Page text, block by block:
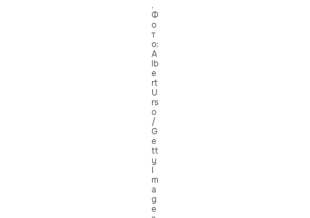
.
Ф
о
т
о:
A
lb
e
rt
U
rs
o
/
G
e
tt
y
I
m
a
g
e